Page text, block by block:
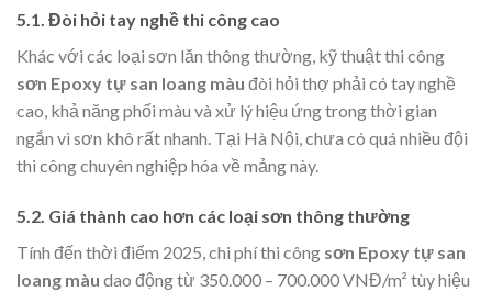
5.1. Đòi hỏi tay nghề thi công cao
Khác với các loại sơn lăn thông thường, kỹ thuật thi công
sơn Epoxy tự san loang màu đòi hỏi thợ phải có tay nghề
cao, khả năng phối màu và xử lý hiệu ứng trong thời gian
ngắn vì sơn khô rất nhanh. Tại Hà Nội, chưa có quá nhiều đội
thi công chuyên nghiệp hóa về mảng này.
5.2. Giá thành cao hơn các loại sơn thông thường
Tính đến thời điểm 2025, chi phí thi công sơn Epoxy tự san
loang màu dao động từ 350.000 – 700.000 VNĐ/m² tùy hiệu